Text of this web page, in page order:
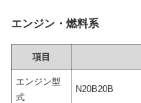
エンジン・燃料系
項目
エンジン型
式
N20B20B